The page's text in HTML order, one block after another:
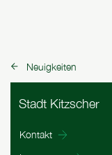
zurück
Neuigkeiten
Fußbereich
Stadt Kitzscher
Kontakt